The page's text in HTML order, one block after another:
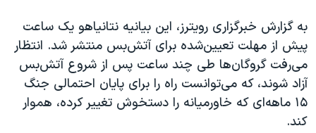
قانون شفافیت دارائی کادر رهبری ایران
اعتراضات مردمی آبان ۹۸
اسرائیل در جنگ
نرگس محمدی برنده جایزه نوبل صلح
به گزارش خبرگزاری رویترز، این بیانیه نتانیاهو یک ساعت
پیش از مهلت تعیین‌شده برای آتش‌بس منتشر شد. انتظار
می‌رفت گروگان‌ها طی چند ساعت پس از شروع آتش‌بس
آزاد شوند، که می‌توانست راه را برای پایان احتمالی جنگ
۱۵ ماهه‌ای که خاورمیانه را دستخوش تغییر کرده، هموار
کند.